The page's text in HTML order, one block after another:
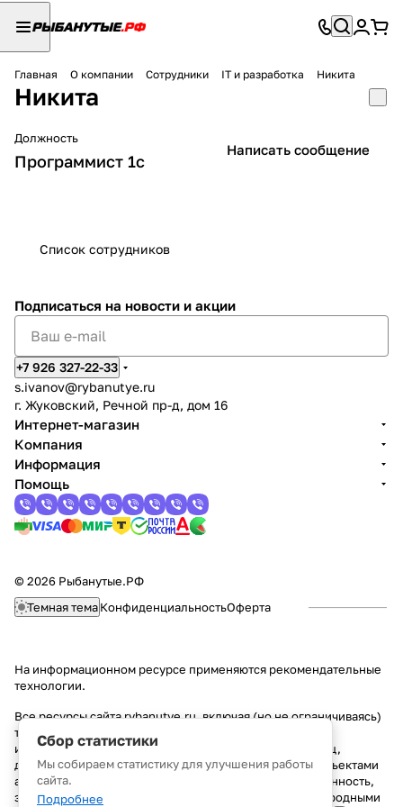
Главная О компании Сотрудники IT и разработка Никита
Никита
Должность
Программист 1с
Написать сообщение
Список сотрудников
Подписаться на новости и акции
+7 926 327-22-33
s.ivanov@rybanutye.ru
г. Жуковский, Речной пр-д, дом 16
Интернет-магазин
Компания
Информация
Помощь
© 2026 Рыбанутые.РФ
Сбор статистики
Мы собираем статистику для улучшения работы
сайта.
Подробнее
Темная темаКонфиденциальностьОферта
На информационном ресурсе применяются рекомендательные
технологии.
Все ресурсы сайта rybanutye.ru, включая (но не ограничиваясь)
текстовую, графическую, фотографическую и видео
информацию, структуру, дизайн и оформление страниц,
доменное имя, фирменное наименование являются объектами
авторского права и прав на интеллектуальную собственность,
защищены российским законодательством и международными